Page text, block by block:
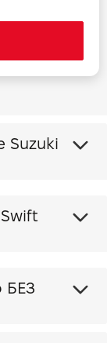
Suzuki Swift
БЕЗ